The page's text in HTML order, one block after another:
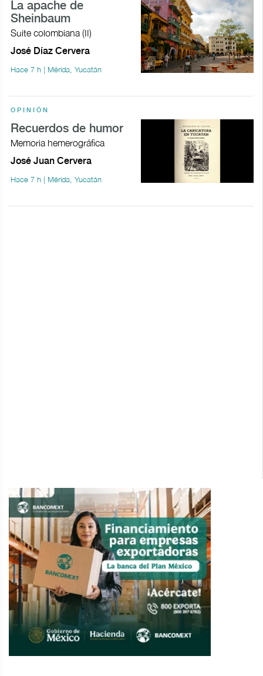
La apache de
Sheinbaum
Suite colombiana (II)
José Díaz Cervera
Hace 7 h | Mérida, Yucatán
OPINIÓN
Recuerdos de humor
Memoria hemerográfica
José Juan Cervera
Hace 7 h | Mérida, Yucatán